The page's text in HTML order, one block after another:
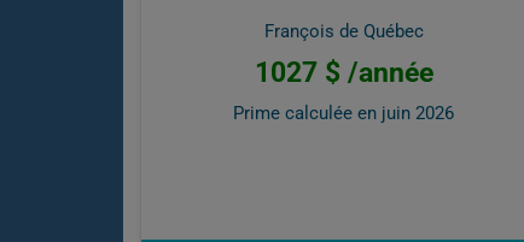
François de Québec
1027 $ /année
Prime calculée en juin 2026